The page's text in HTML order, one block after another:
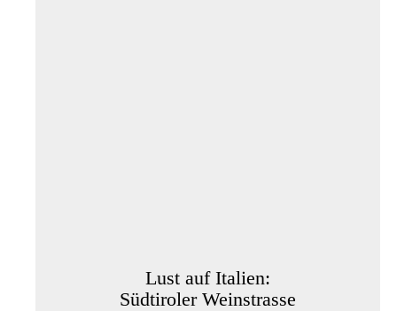
Lust auf Italien:
Südtiroler Weinstrasse